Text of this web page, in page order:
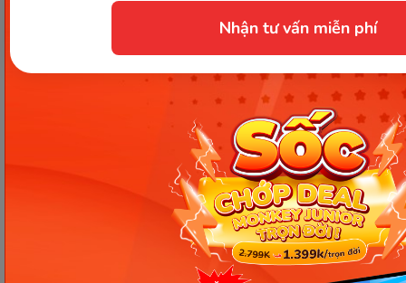
Nhận tư vấn miễn phí
Thông tin trong bài viết được tổng hợp nhằm
mục đích tham khảo và có thể thay đổi mà
không cần báo trước. Quý khách vui lòng
kiểm tra lại qua các kênh chính thức hoặc liên
hệ trực tiếp với đơn vị liên quan để nắm bắt